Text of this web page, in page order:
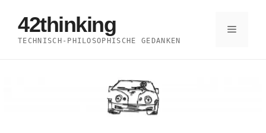
Inhalt
springen
42thinking
TECHNISCH-PHILOSOPHISCHE GEDANKEN
Menü